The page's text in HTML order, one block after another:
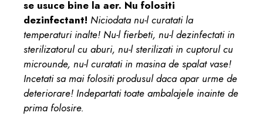
se usuce bine la aer. Nu folositi
dezinfectant! Niciodata nu-l curatati la
temperaturi inalte! Nu-l fierbeti, nu-l dezinfectati in
sterilizatorul cu aburi, nu-l sterilizati in cuptorul cu
microunde, nu-l curatati in masina de spalat vase!
Incetati sa mai folositi produsul daca apar urme de
deteriorare! Indepartati toate ambalajele inainte de
prima folosire.